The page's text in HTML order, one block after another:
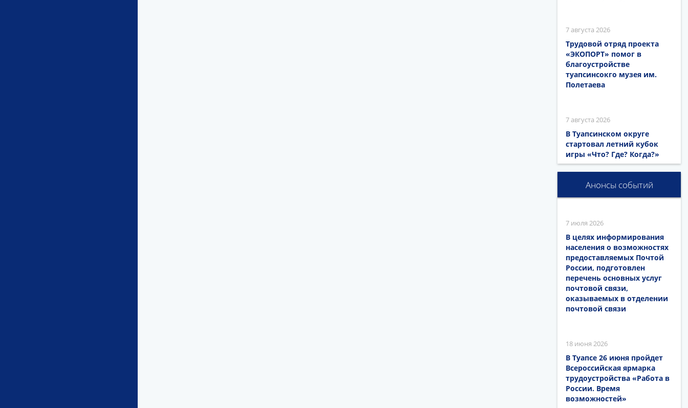
7 августа 2026
Трудовой отряд проекта
«ЭКОПОРТ» помог в
благоустройстве
туапсинсокго музея им.
Полетаева
7 августа 2026
В Туапсинском округе
стартовал летний кубок
игры «Что? Где? Когда?»
Анонсы событий
7 июля 2026
В целях информирования
населения о возможностях
предоставляемых Почтой
России, подготовлен
перечень основных услуг
почтовой связи,
оказываемых в отделении
почтовой связи
18 июня 2026
В Туапсе 26 июня пройдет
Всероссийская ярмарка
трудоустройства «Работа в
России. Время
возможностей»